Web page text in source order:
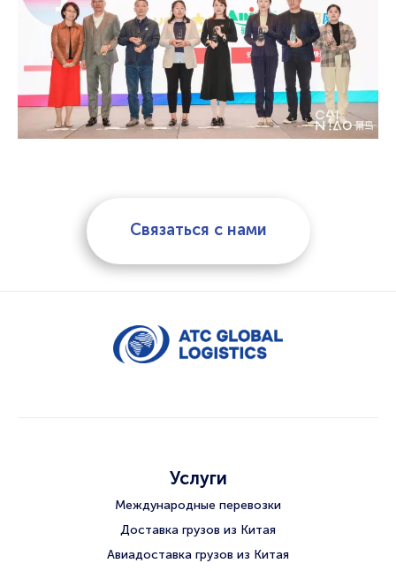
Связаться с нами
Услуги
Международные перевозки
Доставка грузов из Китая
Авиадоставка грузов из Китая